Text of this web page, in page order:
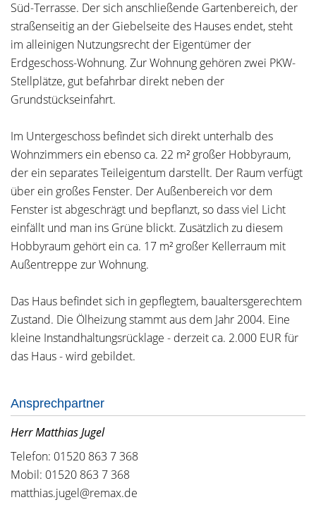
Süd-Terrasse. Der sich anschließende Gartenbereich, der
straßenseitig an der Giebelseite des Hauses endet, steht
im alleinigen Nutzungsrecht der Eigentümer der
Erdgeschoss-Wohnung. Zur Wohnung gehören zwei PKW-
Stellplätze, gut befahrbar direkt neben der
Grundstückseinfahrt.
Im Untergeschoss befindet sich direkt unterhalb des
Wohnzimmers ein ebenso ca. 22 m² großer Hobbyraum,
der ein separates Teileigentum darstellt. Der Raum verfügt
über ein großes Fenster. Der Außenbereich vor dem
Fenster ist abgeschrägt und bepflanzt, so dass viel Licht
einfällt und man ins Grüne blickt. Zusätzlich zu diesem
Hobbyraum gehört ein ca. 17 m² großer Kellerraum mit
Außentreppe zur Wohnung.
Das Haus befindet sich in gepflegtem, baualtersgerechtem
Zustand. Die Ölheizung stammt aus dem Jahr 2004. Eine
kleine Instandhaltungsrücklage - derzeit ca. 2.000 EUR für
das Haus - wird gebildet.
Ansprechpartner
Herr Matthias Jugel
Telefon: 01520 863 7 368
Mobil: 01520 863 7 368
matthias.jugel@remax.de